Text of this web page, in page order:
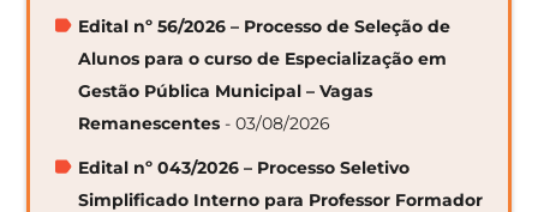
Edital nº 56/2026 – Processo de Seleção de
Alunos para o curso de Especialização em
Gestão Pública Municipal – Vagas
Remanescentes - 03/08/2026
Edital nº 043/2026 – Processo Seletivo
Simplificado Interno para Professor Formador